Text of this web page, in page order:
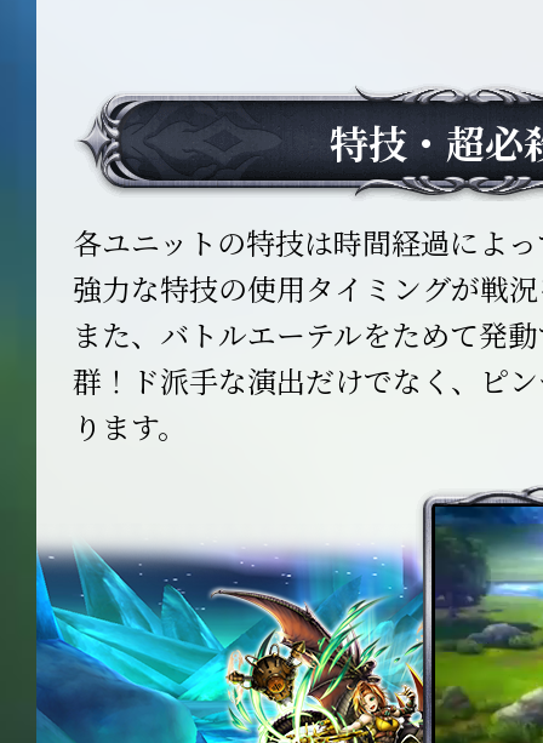
特技・超必
各ユニットの特技は時間経過によ
強力な特技の使用タイミングが戦
また、バトルエーテルをためて発
群！ド派手な演出だけでなく、ピ
ります。